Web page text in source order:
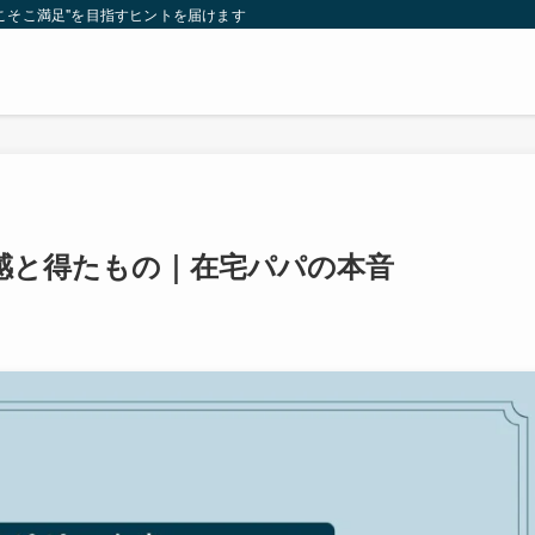
こ満足"を目指すヒントを届けます
得たもの｜在宅パパの本音